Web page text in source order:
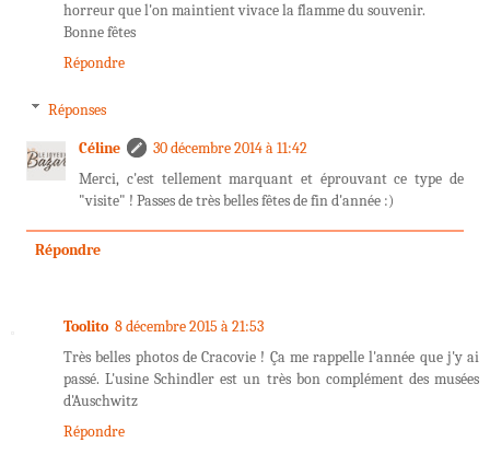
horreur que l'on maintient vivace la flamme du souvenir.
Bonne fêtes
Répondre
Réponses
Céline
30 décembre 2014 à 11:42
Merci, c'est tellement marquant et éprouvant ce type de
"visite" ! Passes de très belles fêtes de fin d'année :)
Répondre
Toolito 8 décembre 2015 à 21:53
Très belles photos de Cracovie ! Ça me rappelle l'année que j'y ai
passé. L'usine Schindler est un très bon complément des musées
d'Auschwitz
Répondre